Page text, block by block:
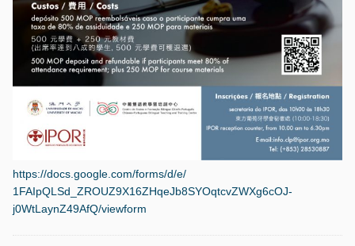
https://docs.google.com/forms/d/e/
1FAIpQLSd_ZROUZ9X16ZHqeJb8SYOqtcvZWXg6cOJ-
j0WtLaynZ49AfQ/viewform